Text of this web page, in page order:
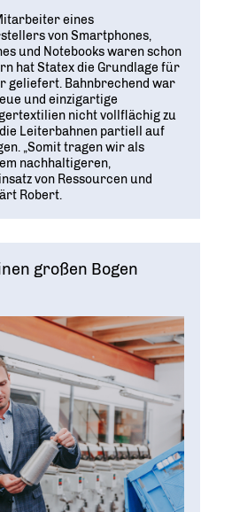
eines
von Smartphones,
und Notebooks waren schon
hat Statex die Grundlage für
geliefert. Bahnbrechend war
und einzigartige
nicht vollflächig zu
Leiterbahnen partiell auf
„Somit tragen wir als
nachhaltigeren,
von Ressourcen und
Robert.
großen Bogen